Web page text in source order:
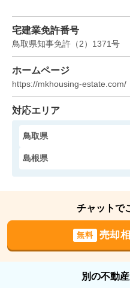
500万円
建物面積:
900
㎡
400万円
鳥取県米子市福万
宅建業免許番号
鳥取県知事免許 （2） 1371号
ホームページ
https://mkhousing-estate.com/
対応エリア
鳥取県
島根県
チャットで
無料 売却
別の不動